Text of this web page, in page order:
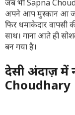
जब भी Sapna
अपने आप मुस्कान आ
फिर धमाकेदार
साथ। गाना आते ही
बन गया है।
देसी अंदाज़ में
Choudhary